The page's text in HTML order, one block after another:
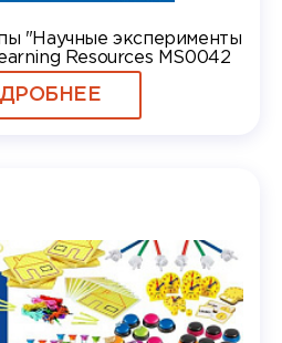
"Научные эксперименты
Resources MS0042